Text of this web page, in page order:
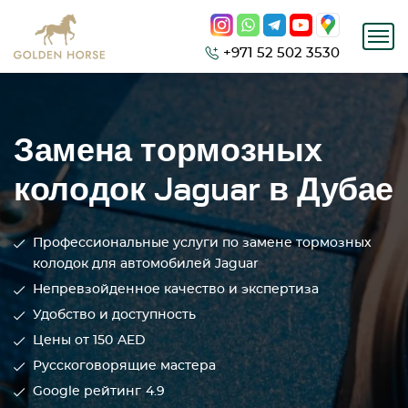
+971 52 502 3530
Замена тормозных
колодок Jaguar в Дубае
Профессиональные услуги по замене тормозных
колодок для автомобилей Jaguar
Непревзойденное качество и экспертиза
Удобство и доступность
Цены от 150 AED
Русскоговорящие мастера
Google рейтинг 4.9